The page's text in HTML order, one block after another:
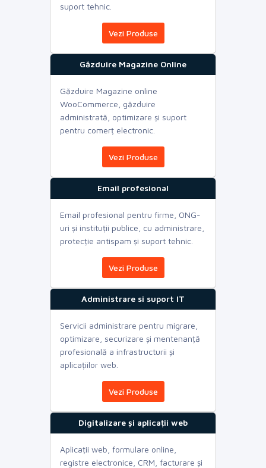
suport tehnic.
Vezi Produse
Găzduire Magazine Online
Găzduire Magazine online
WooCommerce, găzduire
administrată, optimizare și suport
pentru comerț electronic.
Vezi Produse
Email profesional
Email profesional pentru firme, ONG-
uri și instituții publice, cu administrare,
protecție antispam și suport tehnic.
Vezi Produse
Administrare si suport IT
Servicii administrare pentru migrare,
optimizare, securizare și mentenanță
profesională a infrastructurii și
aplicațiilor web.
Vezi Produse
Digitalizare și aplicații web
Aplicații web, formulare online,
registre electronice, CRM, facturare și